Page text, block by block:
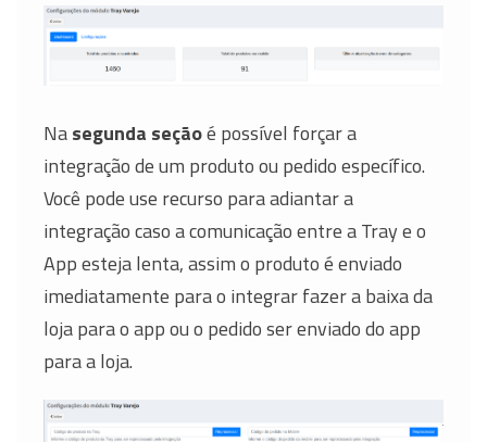
Nasegunda seçãoé possível forçar a
integração de um produto ou pedido específico.
Você pode use recurso para adiantar a
integração caso a comunicação entre a Tray e o
App esteja lenta, assim o produto é enviado
imediatamente para o integrar fazer a baixa da
loja para o app ou o pedido ser enviado do app
para a loja.